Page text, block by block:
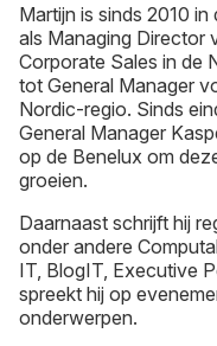
Martijn is sinds 2010
als Managing Director
Corporate Sales in de
tot General Manager
Nordic-regio. Sinds
General Manager
op de Benelux om
groeien.
Daarnaast schrijft hij
onder andere
IT, BlogIT, Executive
spreekt hij op
onderwerpen.